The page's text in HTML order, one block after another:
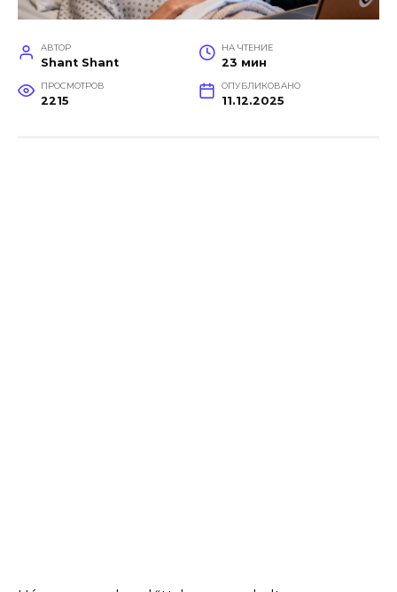
АВТОР
Shant Shant
НА ЧТЕНИЕ
23 мин
ПРОСМОТРОВ
2215
ОПУБЛИКОВАНО
11.12.2025